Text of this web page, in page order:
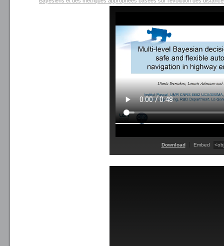
Download Embed